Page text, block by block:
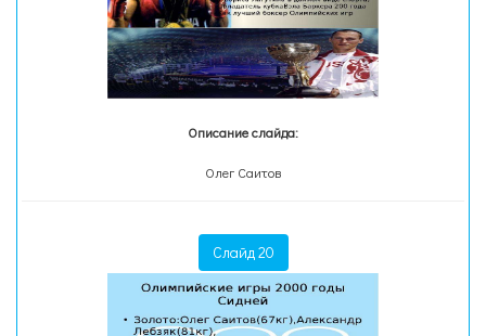
Описание слайда:
Олег Саитов
Слайд 20